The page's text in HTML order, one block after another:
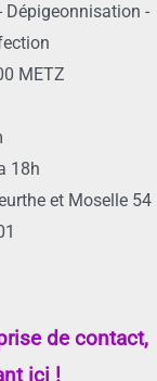
Dépigeonnisation -
METZ
18h
et Moselle 54
de contact,
ici !